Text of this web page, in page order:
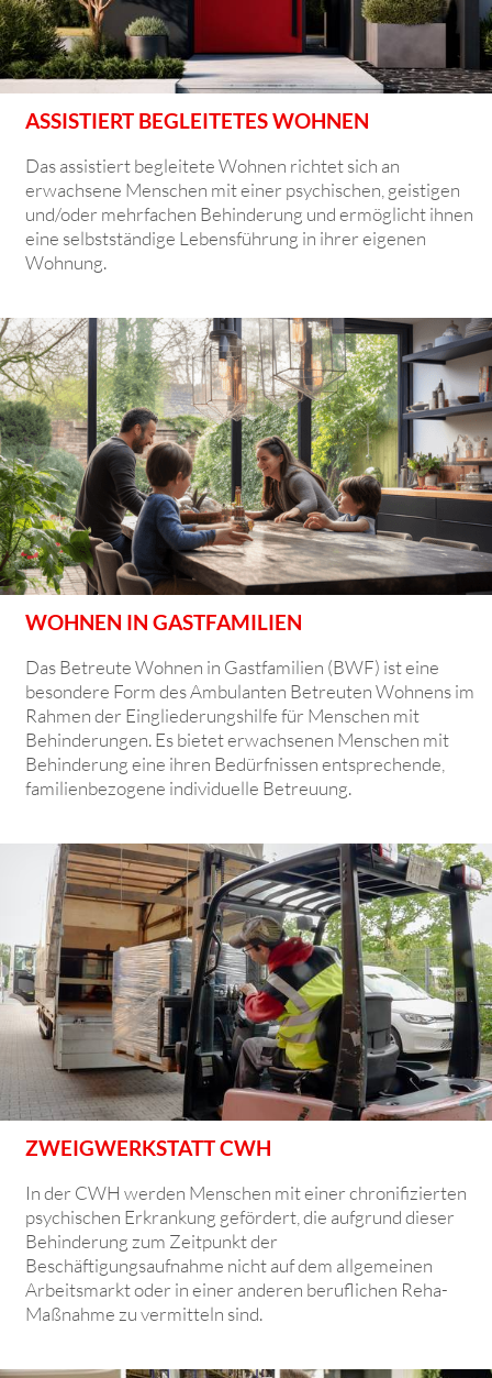
ASSISTIERT BEGLEITETES WOHNEN
Das assistiert begleitete Wohnen richtet sich an
erwachsene Menschen mit einer psychischen, geistigen
und/oder mehrfachen Behinderung und ermöglicht ihnen
eine selbstständige Lebensführung in ihrer eigenen
Wohnung.
WOHNEN IN GASTFAMILIEN
Das Betreute Wohnen in Gastfamilien (BWF) ist eine
besondere Form des Ambulanten Betreuten Wohnens im
Rahmen der Eingliederungshilfe für Menschen mit
Behinderungen. Es bietet erwachsenen Menschen mit
Behinderung eine ihren Bedürfnissen entsprechende,
familienbezogene individuelle Betreuung.
ZWEIGWERKSTATT CWH
In der CWH werden Menschen mit einer chronifizierten
psychischen Erkrankung gefördert, die aufgrund dieser
Behinderung zum Zeitpunkt der
Beschäftigungsaufnahme nicht auf dem allgemeinen
Arbeitsmarkt oder in einer anderen beruflichen Reha-
Maßnahme zu vermitteln sind.